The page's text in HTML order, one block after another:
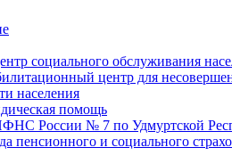
социального обслуживания
центр для
населения
помощь
России № 7 по Удмуртской
пенсионного и социального